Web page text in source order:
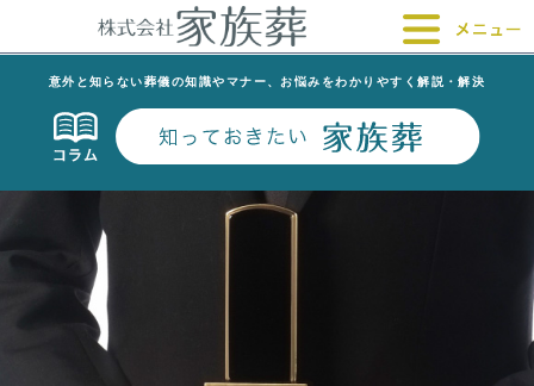
意外と知らない葬儀の知識やマナー、お悩みをわかりやすく解説・解決